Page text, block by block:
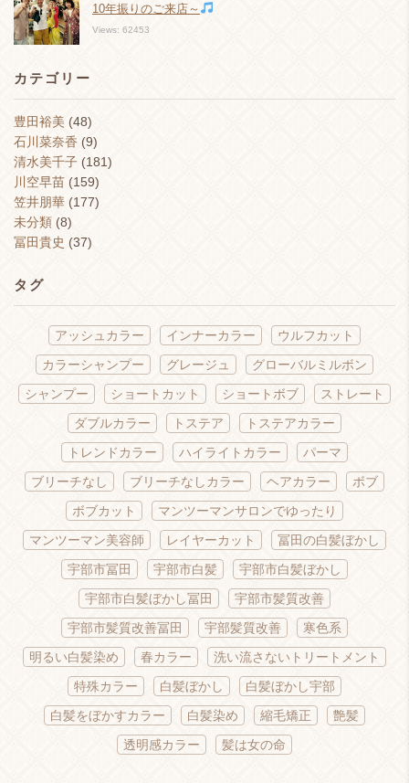
10年振りのご来店～
Views: 62453
カテゴリー
豊田裕美 (48)
石川菜奈香 (9)
清水美千子 (181)
川空早苗 (159)
笠井朋華 (177)
未分類 (8)
冨田貴史 (37)
タグ
アッシュカラー インナーカラー
ウルフカット
カラーシャンプー
グレージュ
グローバルミルボン
シャンプー
ショートカット ショートボブ
ストレート
ダブルカラー
トステア
トステアカラー
トレンドカラー
ハイライトカラー
パーマ
ブリーチなし
ブリーチなしカラー ヘアカラー
ボブ
ボブカット
マンツーマンサロンでゆったり
マンツーマン美容師
レイヤーカット
冨田の白髪ぼかし
宇部市冨田
宇部市白髪
宇部市白髪ぼかし
宇部市白髪ぼかし冨田
宇部市髪質改善
宇部市髪質改善冨田
宇部髪質改善
寒色系
明るい白髪染め
春カラー
洗い流さないトリートメント
特殊カラー
白髪ぼかし
白髪ぼかし宇部
白髪をぼかすカラー
白髪染め 縮毛矯正
艶髪
透明感カラー
髪は女の命